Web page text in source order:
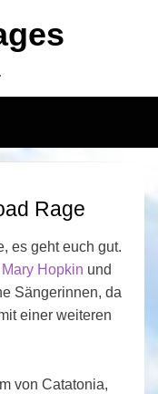
Rage
es geht euch gut.
Mary Hopkin und
Sängerinnen, da
einer weiteren
von Catatonia,